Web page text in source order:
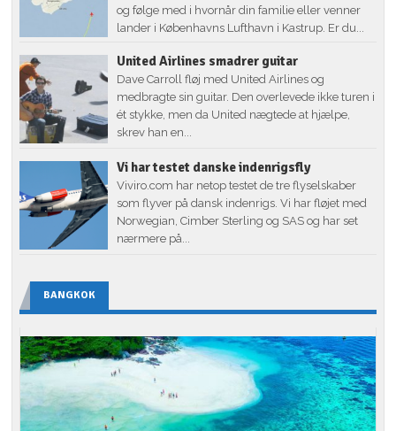
og følge med i hvornår din familie eller venner
lander i Københavns Lufthavn i Kastrup. Er du...
United Airlines smadrer guitar
Dave Carroll fløj med United Airlines og
medbragte sin guitar. Den overlevede ikke turen i
ét stykke, men da United nægtede at hjælpe,
skrev han en...
Vi har testet danske indenrigsfly
Viviro.com har netop testet de tre flyselskaber
som flyver på dansk indenrigs. Vi har fløjet med
Norwegian, Cimber Sterling og SAS og har set
nærmere på...
BANGKOK